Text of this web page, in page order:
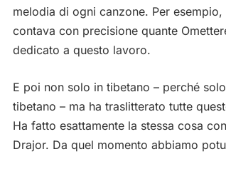
melodia di ogni canzone. Per
contava con precisione quante O
dedicato a questo lavoro.
E poi non solo in tibetano – perché
tibetano – ma ha traslitterato tutte
Ha fatto esattamente la stessa cosa
Drajor. Da quel momento abbiamo